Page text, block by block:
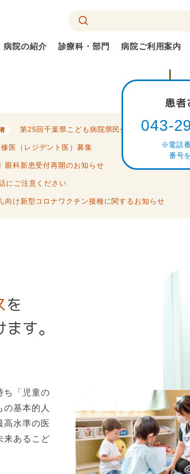
病院の紹介 診療科・部門 病院ご利用案内
患者
043-
電話
番号
第25回千葉県こども病院県民公開講座のお知らせ
医（レジデント医）募集
眼科新患受付再開のお知らせ
にご注意ください
向け新型コロナワクチン接種に関するお知らせ
を
す。
ち「児童の
の基本的人
高水準の医
来あるこど
チーム
利用案内
さんへお伝えしたいこと
内感染対策のための指針